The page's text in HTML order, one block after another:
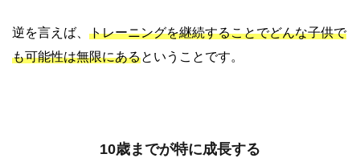
逆を言えば、 トレーニングを継続することでどんな子供で
も可能性は無限にあるということです。
10歳までが特に成長する